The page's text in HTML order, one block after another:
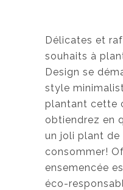
Délicates et
souhaits à
Design se
style
plantant cette
obtiendrez en
un joli plant de
consommer!
ensemencée
éco-